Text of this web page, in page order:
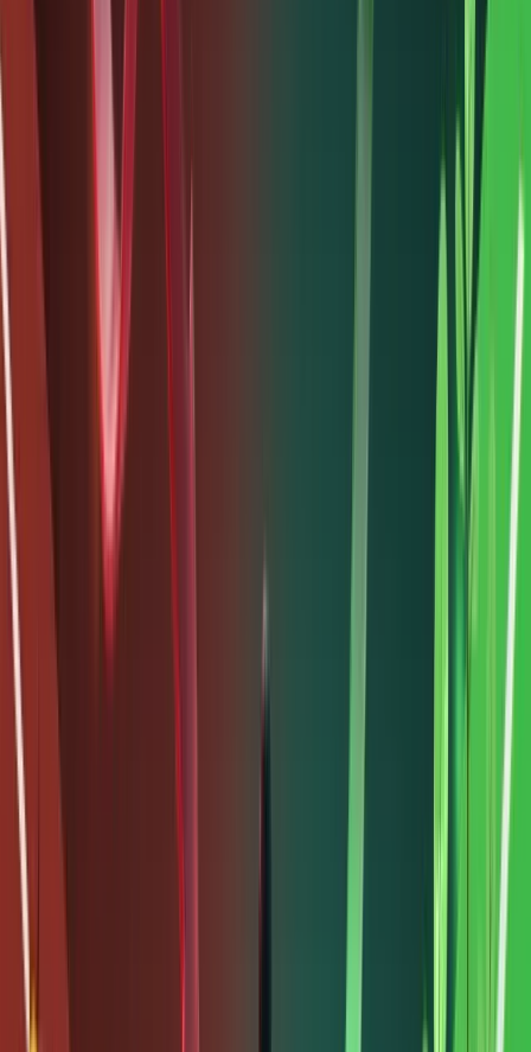
quyền
lợi pháp
lý của
tài sản
cơ sở, từ
bất động